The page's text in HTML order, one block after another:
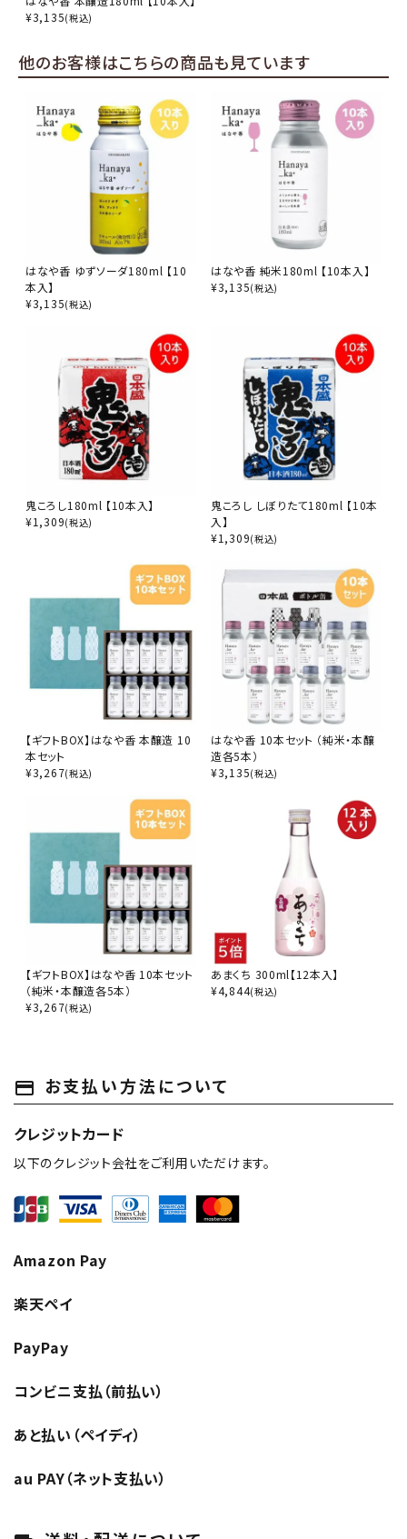
¥3,135(税込)
他のお客様はこちらの商品も見ています
はなや香 ゆずソーダ180ml 【10
本入】
¥3,135(税込)
はなや香 純米180ml 【10本入】
¥3,135(税込)
鬼ころし180ml 【10本入】
¥1,309(税込)
鬼ころし しぼりたて180ml 【10本
入】
¥1,309(税込)
【ギフトBOX】はなや香 本醸造 10
本セット
¥3,267(税込)
はなや香 10本セット （純米・本醸
造各5本）
¥3,135(税込)
【ギフトBOX】はなや香 10本セット
（純米・本醸造各5本）
¥3,267(税込)
あまくち 300ml【12本入】
¥4,844(税込)
payment お支払い方法について
クレジットカード
以下のクレジット会社をご利用いただけます。
Amazon Pay
楽天ペイ
PayPay
コンビニ支払（前払い）
あと払い（ペイディ）
au PAY（ネット支払い）